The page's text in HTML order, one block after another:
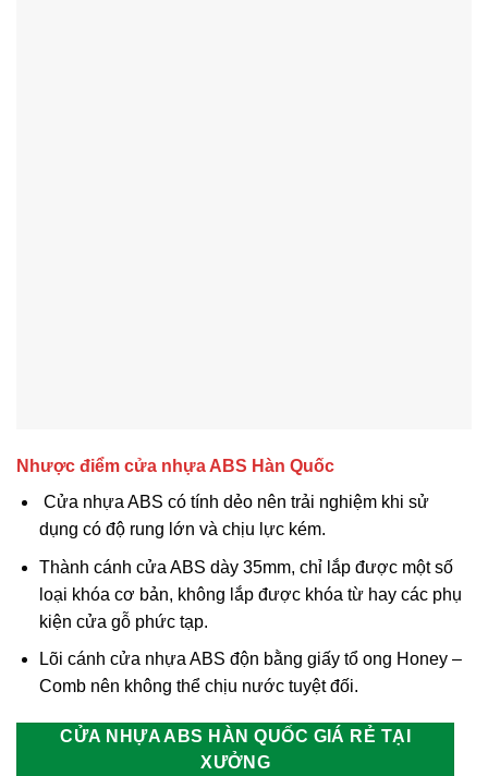
Nhược điểm cửa nhựa ABS Hàn Quốc
Cửa nhựa ABS có tính dẻo nên trải nghiệm khi sử
dụng có độ rung lớn và chịu lực kém.
Thành cánh cửa ABS dày 35mm, chỉ lắp được một số
loại khóa cơ bản, không lắp được khóa từ hay các phụ
kiện cửa gỗ phức tạp.
Lõi cánh cửa nhựa ABS độn bằng giấy tổ ong Honey –
Comb nên không thể chịu nước tuyệt đối.
CỬA NHỰA ABS HÀN QUỐC GIÁ RẺ TẠI
XƯỞNG